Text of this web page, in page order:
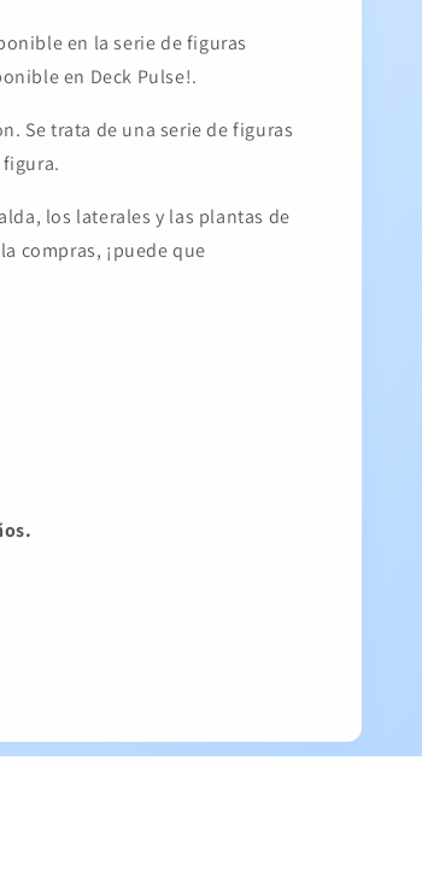
en la serie de figuras
en Deck Pulse!.
Se trata de una serie de figuras
los laterales y las plantas de
compras, ¡puede que